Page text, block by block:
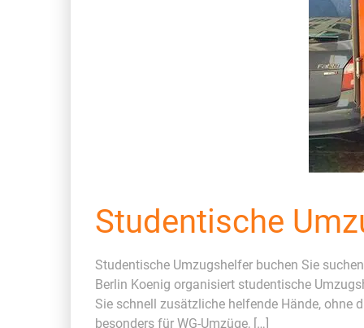
Studentische
Studentische Umzugshelfer buchen Sie
Berlin Koenig organisiert studentische
Sie schnell zusätzliche helfende Hände, ohne
besonders für WG-Umzüge, […]